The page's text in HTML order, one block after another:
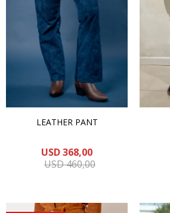
LEATHER PANT
USD368,00
USD460,00